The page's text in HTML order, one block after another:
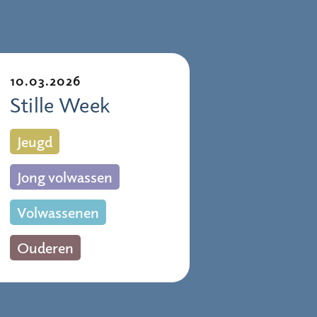
10.03.2026
Stille Week
Jeugd
Jong volwassen
Volwassenen
Ouderen